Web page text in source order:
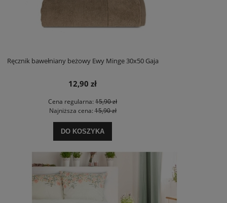
Ręcznik bawełniany beżowy Ewy Minge 30x50 Gaja
12,90 zł
Cena regularna: 15,90 zł
Najniższa cena:15,90 zł
DO KOSZYKA